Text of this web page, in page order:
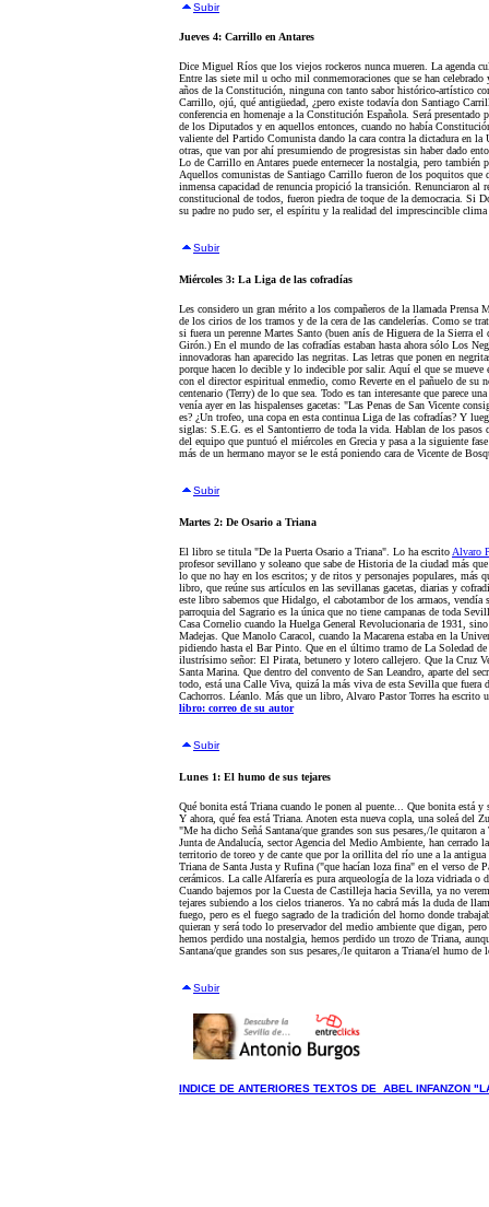
Subir
Jueves 4: Carrillo en Antares
Dice Miguel Ríos que los viejos rockeros nunca mueren. La agenda
Entre las siete mil u ocho mil conmemoraciones que se han
años de la Constitución, ninguna con tanto sabor histórico-artístico
Carrillo, ojú, qué antigüedad, ¿pero existe todavía don Santiago
conferencia en homenaje a la Constitución Española. Será
de los Diputados y en aquellos entonces, cuando no había
valiente del Partido Comunista dando la cara contra la dictadura en
otras, que van por ahí presumiendo de progresistas sin haber dado
Lo de Carrillo en Antares puede enternecer la nostalgia, pero también
Aquellos comunistas de Santiago Carrillo fueron de los poquitos que
inmensa capacidad de renuncia propició la transición. Renunciaron al
constitucional de todos, fueron piedra de toque de la democracia. Si
su padre no pudo ser, el espíritu y la realidad del imprescincible
Subir
Miércoles 3: La Liga de las cofradías
Les considero un gran mérito a los compañeros de la llamada Prensa
de los cirios de los tramos y de la cera de las candelerías. Como se
si fuera un perenne Martes Santo (buen anís de Higuera de la Sierra
Girón.) En el mundo de las cofradías estaban hasta ahora sólo Los
innovadoras han aparecido las negritas. Las letras que ponen en
porque hacen lo decible y lo indecible por salir. Aquí el que se
con el director espiritual enmedio, como Reverte en el pañuelo de su
centenario (Terry) de lo que sea. Todo es tan interesante que parece
venía ayer en las hispalenses gacetas: "Las Penas de San Vicente
es? ¿Un trofeo, una copa en esta continua Liga de las cofradías? Y
siglas: S.E.G. es el Santontierro de toda la vida. Hablan de los
del equipo que puntuó el miércoles en Grecia y pasa a la siguiente
más de un hermano mayor se le está poniendo cara de Vicente de
Subir
Martes 2: De Osario a Triana
El libro se titula "De la Puerta Osario a Triana". Lo ha escrito Alvaro
profesor sevillano y soleano que sabe de Historia de la ciudad más
lo que no hay en los escritos; y de ritos y personajes populares, más
libro, que reúne sus artículos en las sevillanas gacetas, diarias y
este libro sabemos que Hidalgo, el cabotambor de los armaos, vendía
parroquia del Sagrario es la única que no tiene campanas de toda
Casa Cornelio cuando la Huelga General Revolucionaria de 1931,
Madejas. Que Manolo Caracol, cuando la Macarena estaba en la
pidiendo hasta el Bar Pinto. Que en el último tramo de La Soledad
ilustrísimo señor: El Pirata, betunero y lotero callejero. Que la Cruz
Santa Marina. Que dentro del convento de San Leandro, aparte del
todo, está una Calle Viva, quizá la más viva de esta Sevilla que fuera
Cachorros. Léanlo. Más que un libro, Alvaro Pastor Torres ha escrito
libro: correo de su autor
Subir
Lunes 1: El humo de sus tejares
Qué bonita está Triana cuando le ponen al puente... Que bonita está
Y ahora, qué fea está Triana. Anoten esta nueva copla, una soleá del
"Me ha dicho Señá Santana/que grandes son sus pesares,/le
Junta de Andalucía, sector Agencia del Medio Ambiente, han cerrado
territorio de toreo y de cante que por la orillita del río une a la
Triana de Santa Justa y Rufina ("que hacían loza fina" en el verso de
cerámicos. La calle Alfarería es pura arqueología de la loza vidriada o
Cuando bajemos por la Cuesta de Castilleja hacia Sevilla, ya no
tejares subiendo a los cielos trianeros. Ya no cabrá más la duda de
fuego, pero es el fuego sagrado de la tradición del horno donde
quieran y será todo lo preservador del medio ambiente que digan,
hemos perdido una nostalgia, hemos perdido un trozo de Triana,
Santana/que grandes son sus pesares,/le quitaron a Triana/el humo de
Subir
INDICE DE ANTERIORES TEXTOS DE ABEL INFANZON